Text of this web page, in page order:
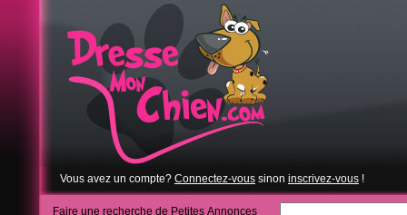
Vous avez un compte? Connectez-vous sinon inscrivez-vous !
Faire une recherche de Petites Annonces